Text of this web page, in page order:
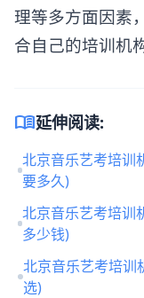
理等多方面因素
合自己的培训机
menu_book延伸阅读:
北京音乐艺考培训
要多久)
北京音乐艺考培训
多少钱)
北京音乐艺考培训
选)